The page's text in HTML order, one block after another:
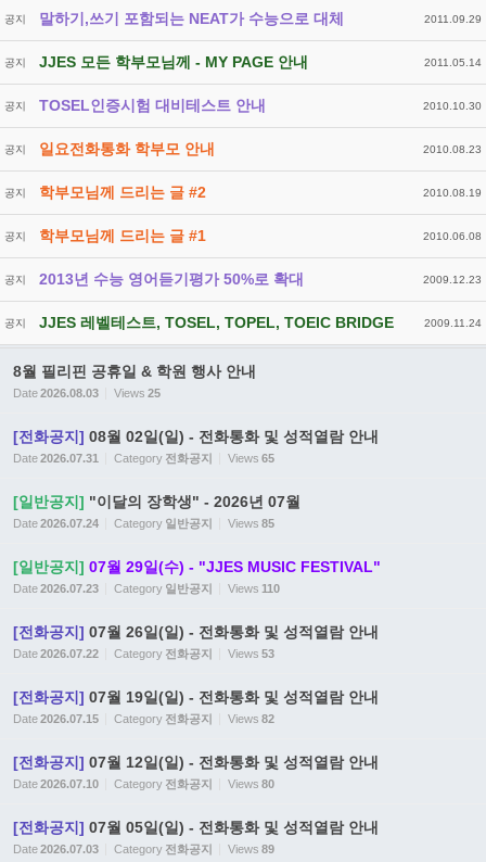
공지 말하기,쓰기 포함되는 NEAT가 수능으로 대체 2011.09.29
공지 JJES 모든 학부모님께 - MY PAGE 안내 2011.05.14
공지 TOSEL인증시험 대비테스트 안내 2010.10.30
공지 일요전화통화 학부모 안내 2010.08.23
공지 학부모님께 드리는 글 #2 2010.08.19
공지 학부모님께 드리는 글 #1 2010.06.08
공지 2013년 수능 영어듣기평가 50%로 확대 2009.12.23
공지 JJES 레벨테스트, TOSEL, TOPEL, TOEIC BRIDGE 2009.11.24
8월 필리핀 공휴일 & 학원 행사 안내
Date2026.08.03 Views 25
[전화공지] 08월 02일(일) - 전화통화 및 성적열람 안내
Date2026.07.31 Category 전화공지 Views 65
[일반공지] "이달의 장학생" - 2026년 07월
Date2026.07.24 Category 일반공지 Views 85
[일반공지] 07월 29일(수) - "JJES MUSIC FESTIVAL"
Date2026.07.23 Category 일반공지 Views 110
[전화공지] 07월 26일(일) - 전화통화 및 성적열람 안내
Date2026.07.22 Category 전화공지 Views 53
[전화공지] 07월 19일(일) - 전화통화 및 성적열람 안내
Date2026.07.15 Category 전화공지 Views 82
[전화공지] 07월 12일(일) - 전화통화 및 성적열람 안내
Date2026.07.10 Category 전화공지 Views 80
[전화공지] 07월 05일(일) - 전화통화 및 성적열람 안내
Date2026.07.03 Category 전화공지 Views 89